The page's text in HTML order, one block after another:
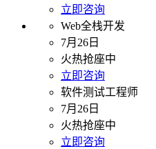
立即咨询
Web全栈开发
7月26日
火热抢座中
立即咨询
软件测试工程师
7月26日
火热抢座中
立即咨询